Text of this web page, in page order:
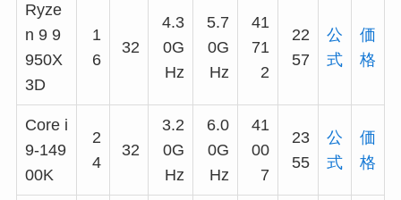
Ryze
n 9 9
950X
3D
1
6
32
4.3
0G
Hz
5.7
0G
Hz
41
71
2
22
57
公
式
価
格
Core i
9-149
00K
2
4
32
3.2
0G
Hz
6.0
0G
Hz
41
00
7
23
55
公
式
価
格